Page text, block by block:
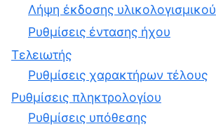
Λήψη έκδοσης υλικολογισμικού
Ρυθμίσεις έντασης ήχου
Τελειωτής
Ρυθμίσεις χαρακτήρων τέλους
Ρυθμίσεις πληκτρολογίου
Ρυθμίσεις υπόθεσης